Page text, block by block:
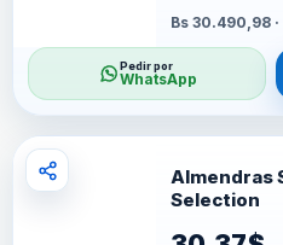
Bs 30.490,98
Pedir por
WhatsApp
Almendras
Selection